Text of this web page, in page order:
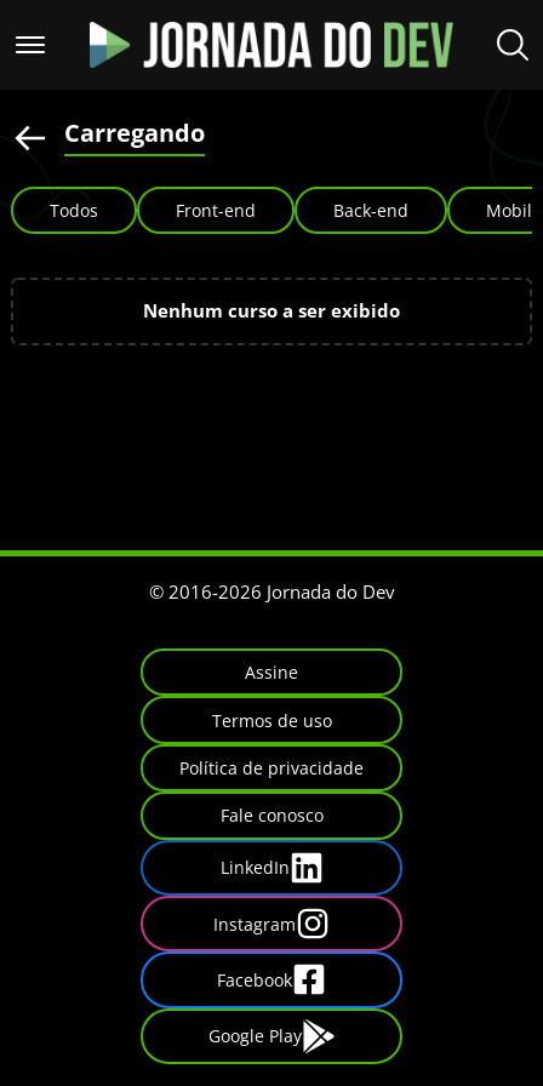
Carregando
Todos Front-end Back-end
Nenhum curso a ser exibido
© 2016-2026 Jornada do Dev
Assine
Termos de uso
Política de privacidade
Fale conosco
LinkedIn
Instagram
Facebook
Google Play